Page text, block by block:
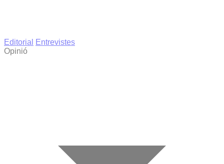
Editorial
Entrevistes
Opinió